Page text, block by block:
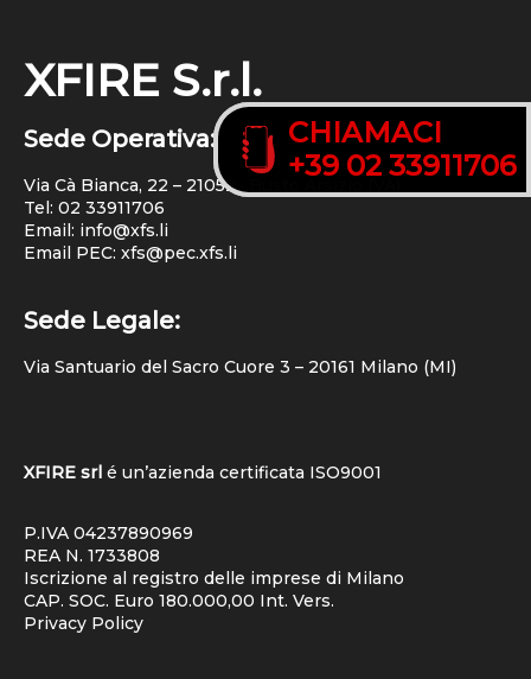
XFIRE S.r.l.
Sede Operativa:
Via Cà Bianca, 22 – 21052 · Busto Arsizio (VA)
Tel: 02 33911706
Email: info@xfs.li
Email PEC: xfs@pec.xfs.li
Sede Legale:
Via Santuario del Sacro Cuore 3 – 20161 Milano (MI)
XFIRE srl é un’azienda certificata ISO9001
P.IVA 04237890969
REA N. 1733808
Iscrizione al registro delle imprese di Milano
CAP. SOC. Euro 180.000,00 Int. Vers.
Privacy Policy
CHIAMACI
+39 02 33911706
CHIAMACI
+39 02 33911706